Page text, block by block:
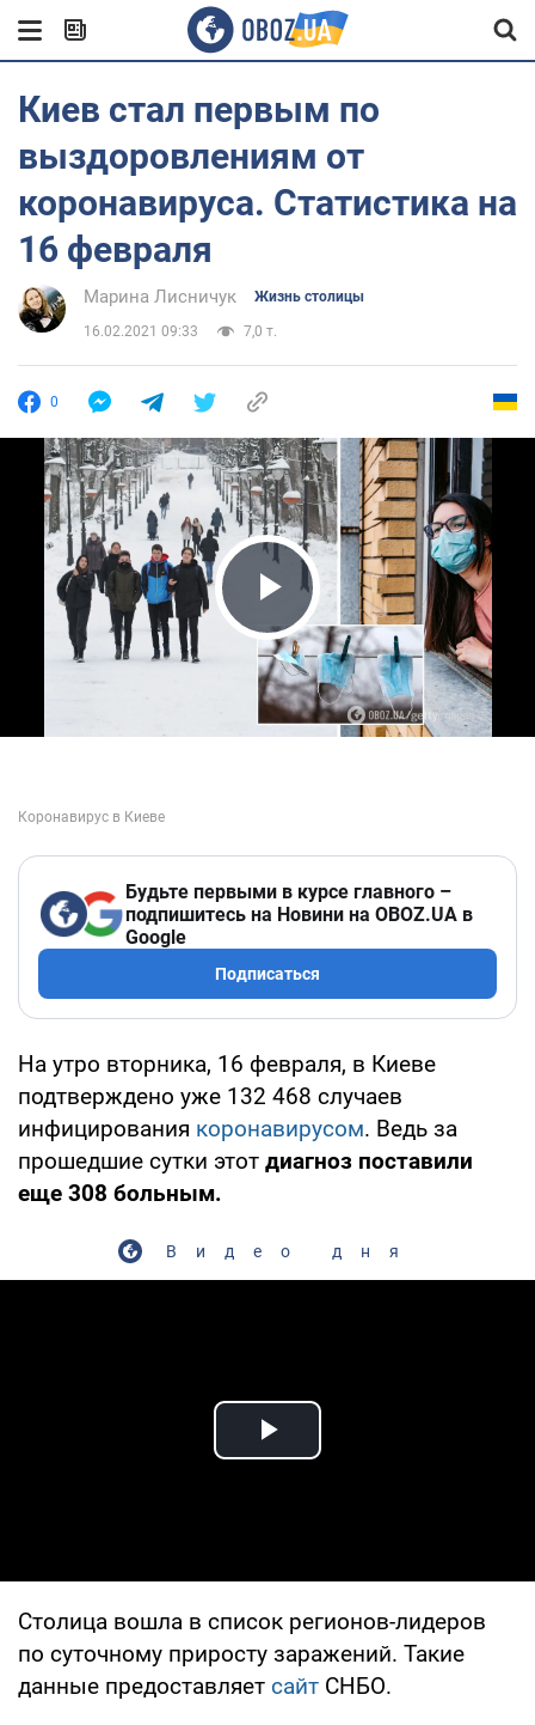
Киев стал первым по
выздоровлениям от
коронавируса. Статистика на
16 февраля
Марина Лисничук Жизнь столицы
16.02.2021 09:33 7,0 т.
0
Play Video
Будьте первыми в курсе главного –
подпишитесь на Новини на OBOZ.UA в
Google
Подписаться
На утро вторника, 16 февраля, в Киеве
подтверждено уже 132 468 случаев
инфицирования коронавирусом. Ведь за
прошедшие сутки этот диагноз поставили
еще 308 больным.
Видео дня
Play Video
Столица вошла в список регионов-лидеров
по суточному приросту заражений. Такие
данные предоставляет сайт СНБО.